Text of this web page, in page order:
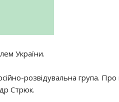
України.
розвідувальна група. Про
Стрюк.